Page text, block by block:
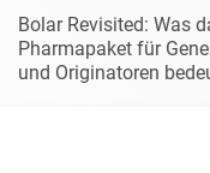
Bolar Revisited: Was
Pharmapaket für
und Originatoren